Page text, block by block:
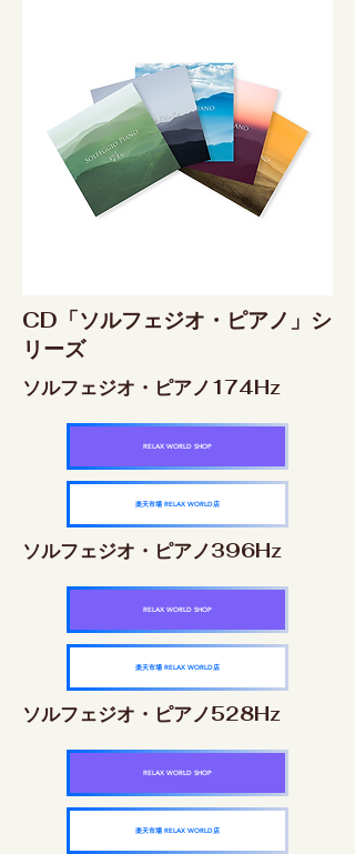
CD「ソルフェジオ・ピアノ」シ
リーズ
ソルフェジオ・ピアノ174Hz
RELAX WORLD SHOP
楽天市場 RELAX WORLD店
ソルフェジオ・ピアノ396Hz
RELAX WORLD SHOP
楽天市場 RELAX WORLD店
ソルフェジオ・ピアノ528Hz
RELAX WORLD SHOP
楽天市場 RELAX WORLD店